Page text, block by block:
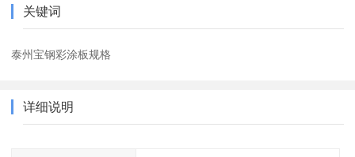
关键词
泰州宝钢彩涂板规格
详细说明